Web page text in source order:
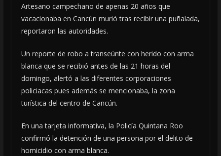
Artesano campechano de apenas 20 años que
vacacionaba en Cancún murió tras recibir una puñalada,
reportaron las autoridades.
Un reporte de robo a transeúnte con herido con arma
blanca que se recibió antes de las 21 horas del
domingo, alertó a las diferentes corporaciones
policiacas pues además se mencionaba, la zona
turística del centro de Cancún.
En una tarjeta informativa, la Policía Quintana Roo
confirmó la detención de una persona por el delito de
homicidio con arma blanca.